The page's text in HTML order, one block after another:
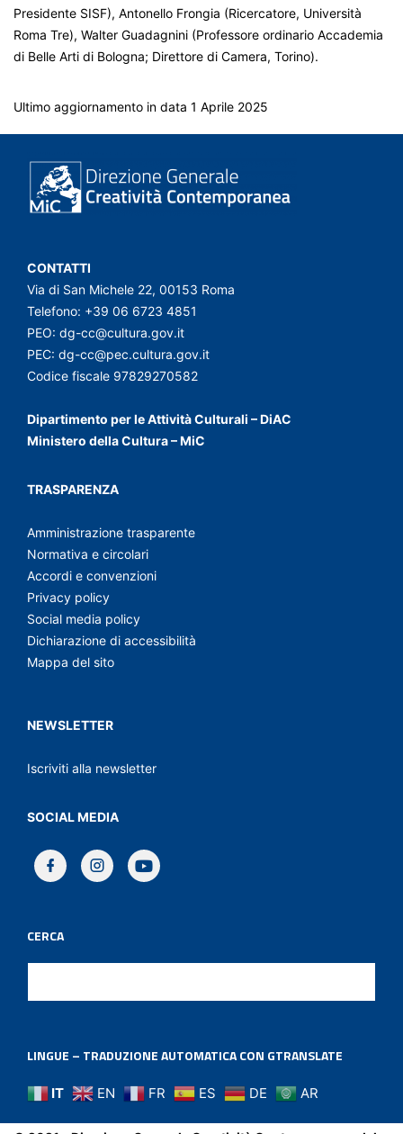
Presidente SISF), Antonello Frongia (Ricercatore, Università
Roma Tre), Walter Guadagnini (Professore ordinario Accademia
di Belle Arti di Bologna; Direttore di Camera, Torino).
Ultimo aggiornamento in data 1 Aprile 2025
CONTATTI
Via di San Michele 22, 00153 Roma
Telefono: +39 06 6723 4851
PEO: dg-cc@cultura.gov.it
PEC: dg-cc@pec.cultura.gov.it
Codice fiscale 97829270582
Dipartimento per le Attività Culturali – DiAC
Ministero della Cultura – MiC
TRASPARENZA
Amministrazione trasparente
Normativa e circolari
Accordi e convenzioni
Privacy policy
Social media policy
Dichiarazione di accessibilità
Mappa del sito
NEWSLETTER
Iscriviti alla newsletter
SOCIAL MEDIA
CERCA
LINGUE – TRADUZIONE AUTOMATICA CON GTRANSLATE
IT EN FR ES DE AR